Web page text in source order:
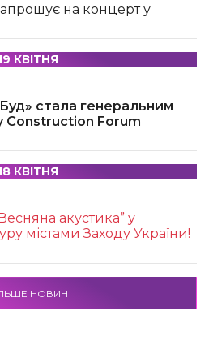
на концерт у
КВІТНЯ
стала генеральним
Construction Forum
КВІТНЯ
акустика” у
містами Заходу України!
НОВИН